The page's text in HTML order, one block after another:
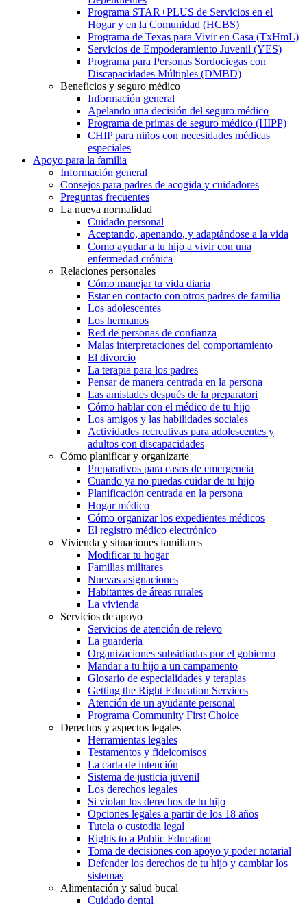
Programa STAR+PLUS de Servicios en el
Hogar y en la Comunidad (HCBS)
Programa de Texas para Vivir en Casa (TxHmL)
Servicios de Empoderamiento Juvenil (YES)
Programa para Personas Sordociegas con
Discapacidades Múltiples (DMBD)
Beneficios y seguro médico
Información general
Apelando una decisión del seguro médico
Programa de primas de seguro médico (HIPP)
CHIP para niños con necesidades médicas
especiales
Apoyo para la familia
Información general
Consejos para padres de acogida y cuidadores
Preguntas frecuentes
La nueva normalidad
Cuidado personal
Aceptando, apenando, y adaptándose a la vida
Como ayudar a tu hijo a vivir con una
enfermedad crónica
Relaciones personales
Cómo manejar tu vida diaria
Estar en contacto con otros padres de familia
Los adolescentes
Los hermanos
Red de personas de confianza
Malas interpretaciones del comportamiento
El divorcio
La terapia para los padres
Pensar de manera centrada en la persona
Las amistades después de la preparatori
Cómo hablar con el médico de tu hijo
Los amigos y las habilidades sociales
Actividades recreativas para adolescentes y
adultos con discapacidades
Cómo planificar y organizarte
Preparativos para casos de emergencia
Cuando ya no puedas cuidar de tu hijo
Planificación centrada en la persona
Hogar médico
Cómo organizar los expedientes médicos
El registro médico electrónico
Vivienda y situaciones familiares
Modificar tu hogar
Familias militares
Nuevas asignaciones
Habitantes de áreas rurales
La vivienda
Servicios de apoyo
Servicios de atención de relevo
La guardería
Organizaciones subsidiadas por el gobierno
Mandar a tu hijo a un campamento
Glosario de especialidades y terapias
Getting the Right Education Services
Atención de un ayudante personal
Programa Community First Choice
Derechos y aspectos legales
Herramientas legales
Testamentos y fideicomisos
La carta de intención
Sistema de justicia juvenil
Los derechos legales
Si violan los derechos de tu hijo
Opciones legales a partir de los 18 años
Tutela o custodia legal
Rights to a Public Education
Toma de decisiones con apoyo y poder notarial
Defender los derechos de tu hijo y cambiar los
sistemas
Alimentación y salud bucal
Cuidado dental